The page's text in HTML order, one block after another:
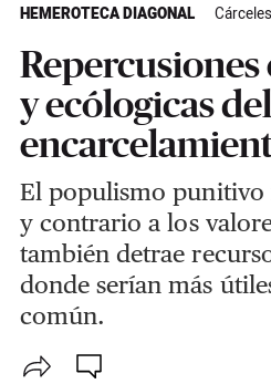
HEMEROTECA DIAGONAL Cárceles
y ecólogicas del
El populismo punitivo
y contrario a los
también detrae
donde serían más
común.